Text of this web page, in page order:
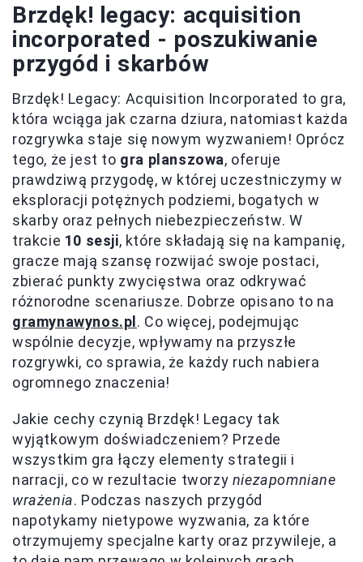
Brzdęk! legacy: acquisition
incorporated - poszukiwanie
przygód i skarbów
Brzdęk! Legacy: Acquisition Incorporated to gra,
która wciąga jak czarna dziura, natomiast każda
rozgrywka staje się nowym wyzwaniem! Oprócz
tego, że jest to gra planszowa, oferuje
prawdziwą przygodę, w której uczestniczymy w
eksploracji potężnych podziemi, bogatych w
skarby oraz pełnych niebezpieczeństw. W
trakcie 10 sesji, które składają się na kampanię,
gracze mają szansę rozwijać swoje postaci,
zbierać punkty zwycięstwa oraz odkrywać
różnorodne scenariusze. Dobrze opisano to na
gramynawynos.pl. Co więcej, podejmując
wspólnie decyzje, wpływamy na przyszłe
rozgrywki, co sprawia, że każdy ruch nabiera
ogromnego znaczenia!
Jakie cechy czynią Brzdęk! Legacy tak
wyjątkowym doświadczeniem? Przede
wszystkim gra łączy elementy strategii i
narracji, co w rezultacie tworzy niezapomniane
wrażenia. Podczas naszych przygód
napotykamy nietypowe wyzwania, za które
otrzymujemy specjalne karty oraz przywileje, a